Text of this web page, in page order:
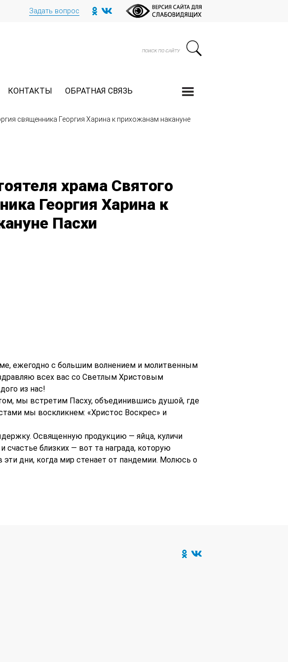
Задать вопрос
КОНТАКТЫ ОБРАТНАЯ СВЯЗЬ
священника Георгия Харина к прихожанам накануне
храма Святого
Георгия Харина к
Пасхи
ежегодно с большим волнением и молитвенным
всех вас со Светлым Христовым
из нас!
мы встретим Пасху, объединившись душой, где
мы воскликнем: «Христос Воскрес» и
Освященную продукцию — яйца, куличи
близких — вот та награда, которую
дни, когда мир стенает от пандемии. Молюсь о